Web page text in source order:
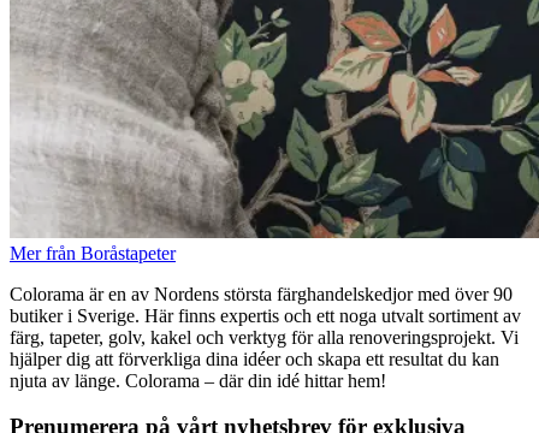
Mer från Boråstapeter
Colorama är en av Nordens största färghandelskedjor med över 90
butiker i Sverige. Här finns expertis och ett noga utvalt sortiment av
färg, tapeter, golv, kakel och verktyg för alla renoveringsprojekt. Vi
hjälper dig att förverkliga dina idéer och skapa ett resultat du kan
njuta av länge. Colorama – där din idé hittar hem!
Prenumerera på vårt nyhetsbrev för exklusiva